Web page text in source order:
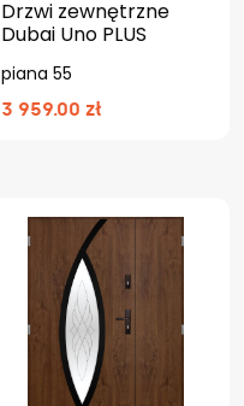
Drzwi zewnętrzne
Dubai Uno PLUS
piana 55
3 959.00 zł